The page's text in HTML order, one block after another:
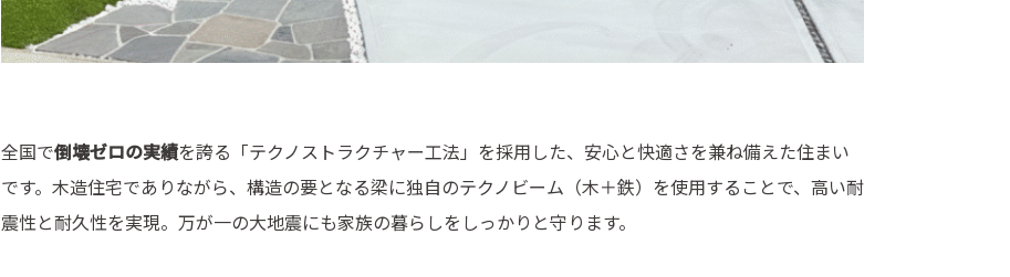
全国で倒壊ゼロの実績を誇る「テクノストラクチャー工法」を採用した、安心と快適さを兼ね備えた住まい
です。木造住宅でありながら、構造の要となる梁に独自のテクノビーム（木＋鉄）を使用することで、高い耐
震性と耐久性を実現。万が一の大地震にも家族の暮らしをしっかりと守ります。